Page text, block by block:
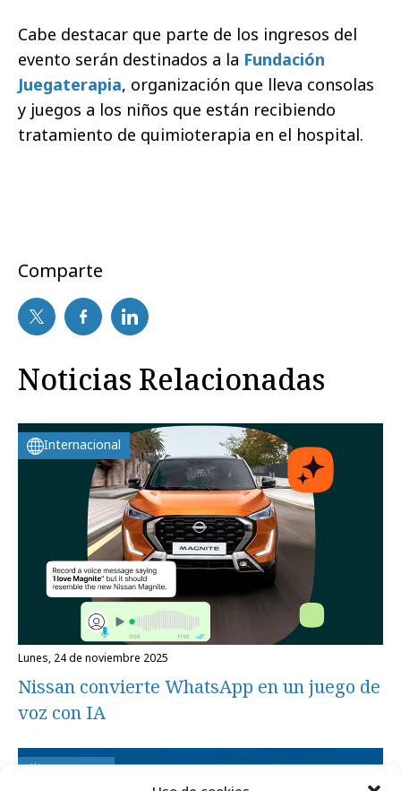
Cabe destacar que parte de los ingresos del
evento serán destinados a la Fundación
Juegaterapia, organización que lleva consolas
y juegos a los niños que están recibiendo
tratamiento de quimioterapia en el hospital.
Comparte
Noticias Relacionadas
Internacional
lunes, 24 de noviembre 2025
Nissan convierte WhatsApp en un juego de
voz con IA
Campañas